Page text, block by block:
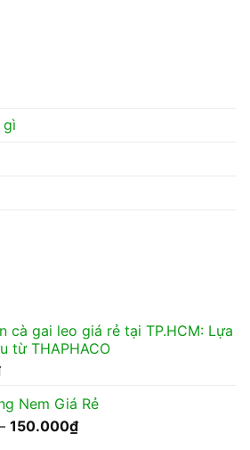
gì
cà gai leo giá rẻ tại TP.HCM: Lựa
từ THAPHACO
Nem Giá Rẻ
150.000₫Khoảng